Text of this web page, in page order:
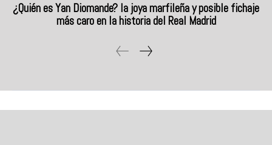
¿Quién es Yan Diomande? la joya marfileña y posible fichaje
más caro en la historia del Real Madrid